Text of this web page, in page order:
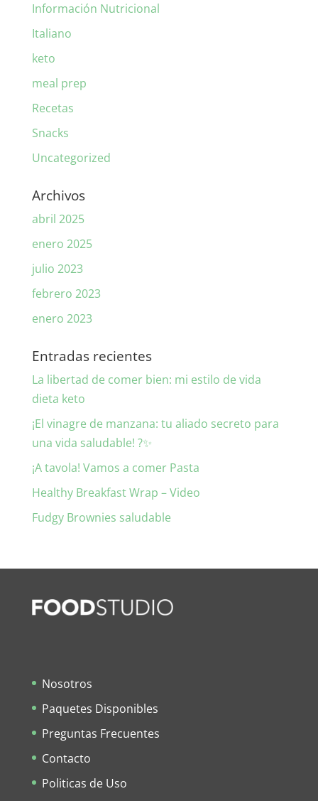
Información Nutricional
Italiano
keto
meal prep
Recetas
Snacks
Uncategorized
Archivos
abril 2025
enero 2025
julio 2023
febrero 2023
enero 2023
Entradas recientes
La libertad de comer bien: mi estilo de vida
dieta keto
¡El vinagre de manzana: tu aliado secreto para
una vida saludable! ?✨
¡A tavola! Vamos a comer Pasta
Healthy Breakfast Wrap – Video
Fudgy Brownies saludable
Nosotros
Paquetes Disponibles
Preguntas Frecuentes
Contacto
Politicas de Uso